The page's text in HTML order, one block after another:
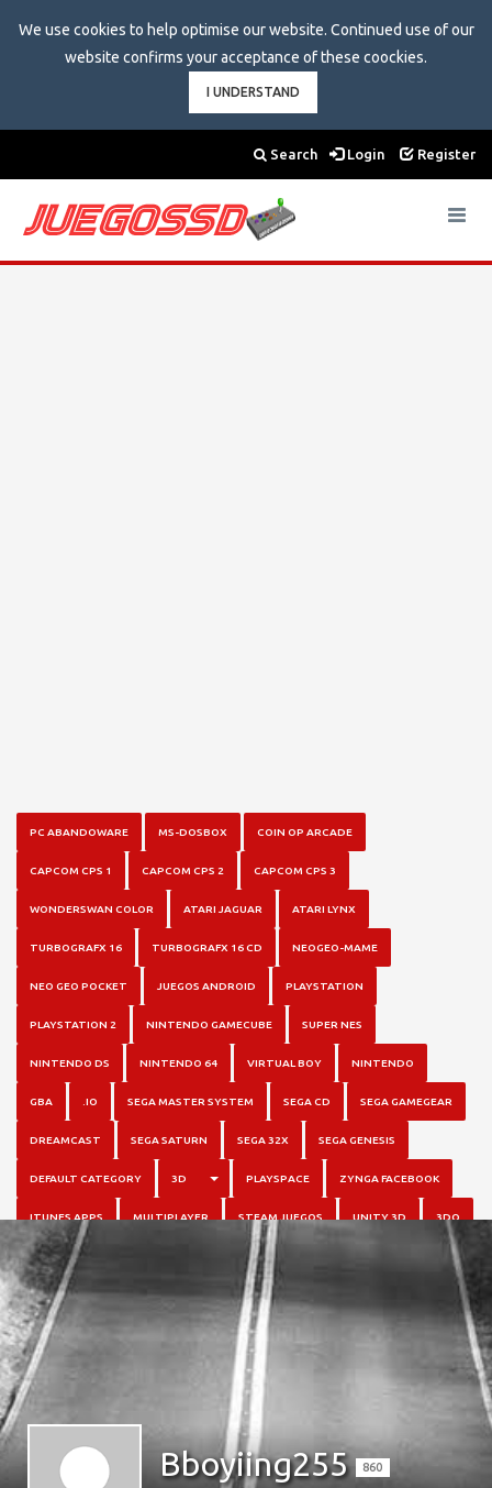
We use cookies to help optimise our website. Continued use of our
website confirms your acceptance of these coockies.
I UNDERSTAND
Search Login Register
Toggle
PC ABANDOWARE MS-DOSBOX COIN OP ARCADE
CAPCOM CPS 1 CAPCOM CPS 2 CAPCOM CPS 3
WONDERSWAN COLOR ATARI JAGUAR ATARI LYNX
TURBOGRAFX 16 TURBOGRAFX 16 CD NEOGEO-MAME
NEO GEO POCKET JUEGOS ANDROID PLAYSTATION
PLAYSTATION 2 NINTENDO GAMECUBE SUPER NES
NINTENDO DS NINTENDO 64 VIRTUAL BOY NINTENDO
GBA .IO SEGA MASTER SYSTEM SEGA CD SEGA GAMEGEAR
DREAMCAST SEGA SATURN SEGA 32X SEGA GENESIS
DEFAULT CATEGORY 3D TOGGLE DROPDOWN
PLAYSPACE ZYNGA FACEBOOK
ITUNES APPS MULTIPLAYER STEAM JUEGOS UNITY 3D 3DO
Bboyiing255 860